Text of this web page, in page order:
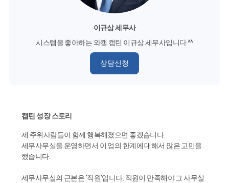
이규상 세무사
시스템을 좋아하는 와캠 캡틴 이규상 세무사입니다.^^
상담신청
캡틴 성장 스토리
제 주위사람들이 함께 행복해졌으면 좋겠습니다.
세무사무실을 운영하면서 이 업의 한계에 대해서 많은 고민을
했습니다.
세무사무실의 근본은 '직원'입니다. 직원이 만족해야 그 사무실